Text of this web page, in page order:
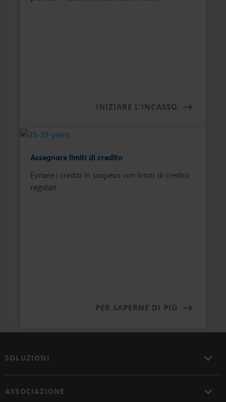
INIZIARE L'INCASSO
Assegnare limiti di credito
Evitare i crediti in sospeso con limiti di credito
regolati.
PER SAPERNE DI PIÙ
SOLUZIONI
ASSOCIAZIONE